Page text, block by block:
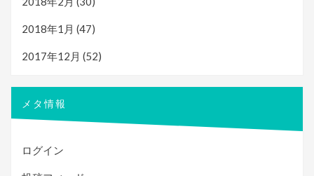
2018年1月 (47)
2017年12月 (52)
メタ情報
ログイン